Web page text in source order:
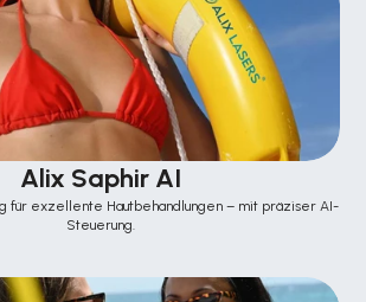
Alix Saphir AI
für exzellente Hautbehandlungen – mit präziser AI-
Steuerung.